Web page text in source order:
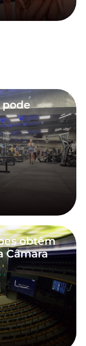
pode
obtêm
Câmara